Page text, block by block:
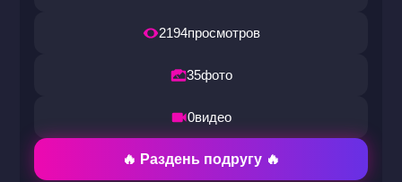
2194просмотров
35фото
0видео
🔥 Раздень подругу 🔥